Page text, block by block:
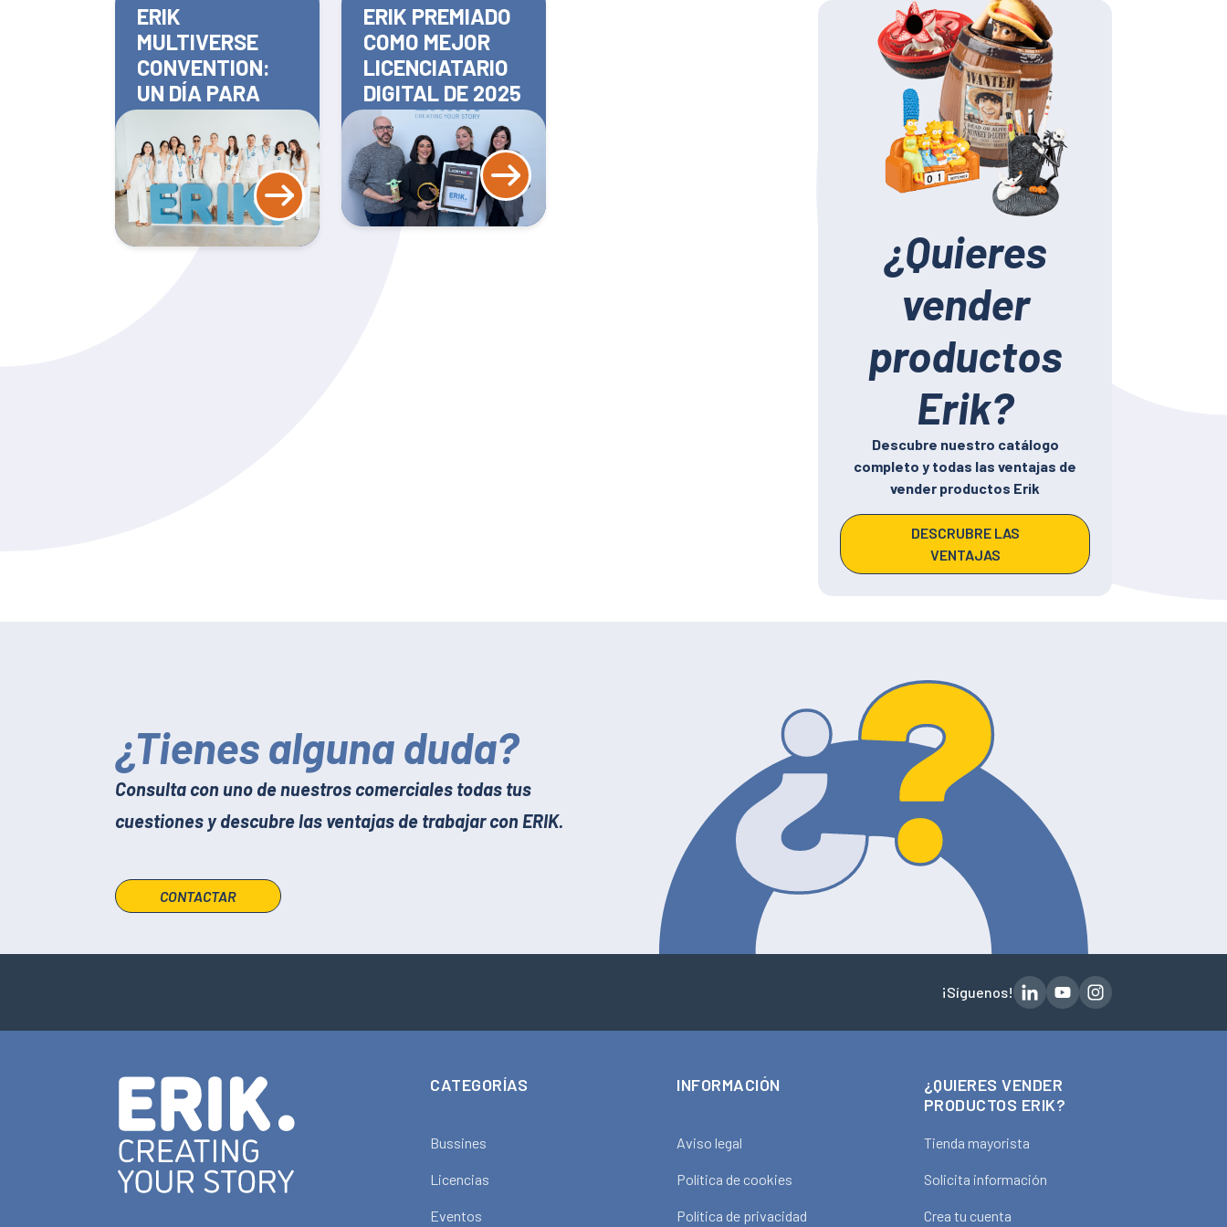
ERIK
MULTIVERSE
CONVENTION:
UN DÍA PARA
CONECTAR,
DESCUBRIR Y
SEGUIR
CRECIENDO
JUNTOS
ERIK PREMIADO
COMO MEJOR
LICENCIATARIO
DIGITAL DE 2025
¿Quieres
vender
productos
Erik?
Descubre nuestro catálogo
completo y todas las ventajas de
vender productos Erik
DESCRUBRE LAS
VENTAJAS
¿Tienes alguna duda?
Consulta con uno de nuestros comerciales todas tus
cuestiones y descubre las ventajas de trabajar con ERIK.
CONTACTAR
¡Síguenos!
CATEGORÍAS
Bussines
Licencias
Eventos
INFORMACIÓN
Aviso legal
Política de cookies
Política de privacidad
¿QUIERES VENDER
PRODUCTOS ERIK?
Tienda mayorista
Solicita información
Crea tu cuenta